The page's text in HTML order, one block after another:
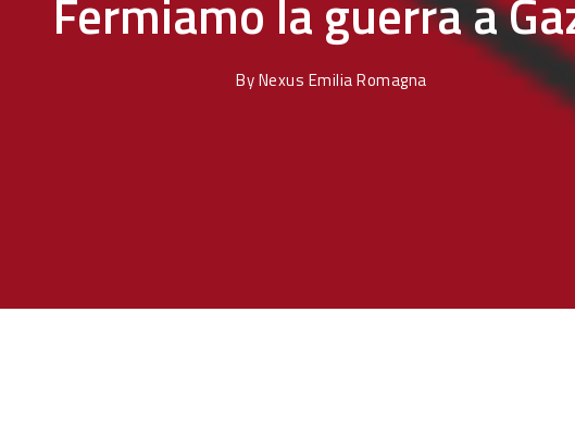
Fermiamo la guerra a
ByNexus Emilia Romagna